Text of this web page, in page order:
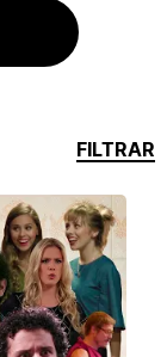
FILTRAR